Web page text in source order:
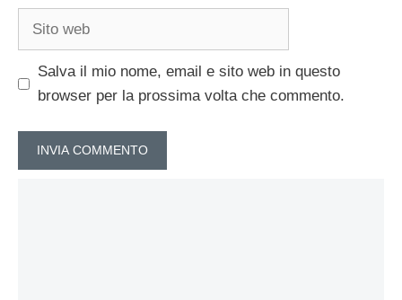
Sito
Salva il mio nome, email e sito web in questo
browser per la prossima volta che commento.